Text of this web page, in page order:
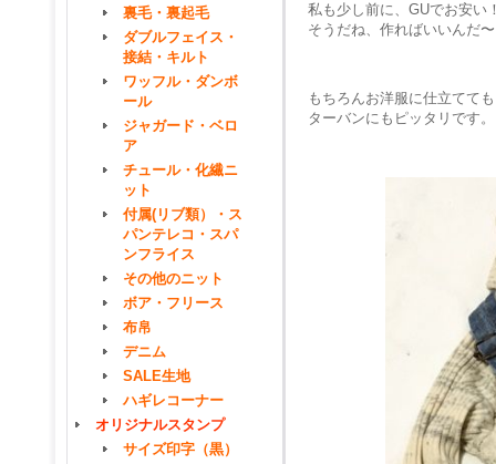
裏毛・裏起毛
ダブルフェイス・
接結・キルト
ワッフル・ダンボ
ール
ジャガード・ベロ
ア
チュール・化繊ニ
ット
付属(リブ類）・ス
パンテレコ・スパ
ンフライス
その他のニット
ボア・フリース
布帛
デニム
SALE生地
ハギレコーナー
オリジナルスタンプ
サイズ印字（黒）
私も少し前に、GUでお安い
そうだね、作ればいいんだ
もちろんお洋服に仕立てて
ターバンにもピッタリです。